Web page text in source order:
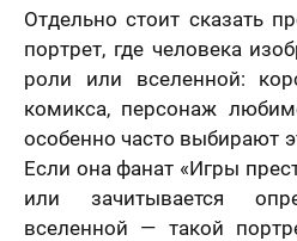
Отдельно стоит сказать
портрет, где человека
роли или вселенной:
комикса, персонаж
особенно часто выбирают
Если она фанат «Игры
или зачитывается
вселенной — такой
конфиденциальности
Нажимая кнопку
согласие на обработку
данных, в соответствии с
от 27.07.2006 года №152-
данных», на условиях и
Согласии на обработку
Политике в отношении
данных
Я принимаю условия
На годовщину
2 лица
50 х 70 см
я даю
на
моих
в
с
от
года
на условияхНазад
Оставить
Я согласен с
и принимаю условия